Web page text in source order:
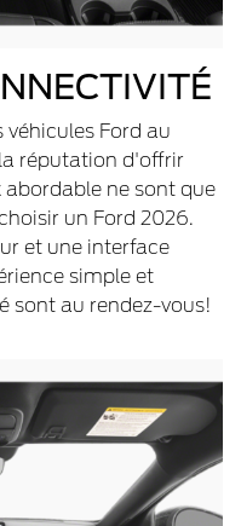
Ford au
réputation d'offrir
ne sont que
un Ford 2026.
et une interface
simple et
sont au rendez-vous!